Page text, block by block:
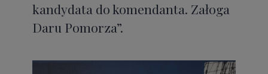
kandydata do komendanta. Załoga
Daru Pomorza”.